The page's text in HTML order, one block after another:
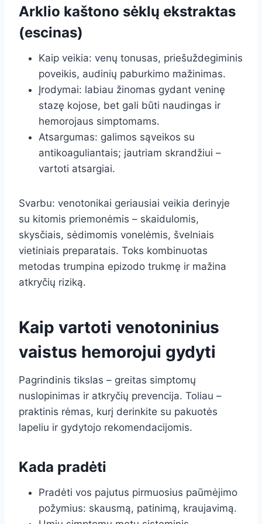
Arklio kaštono sėklų ekstraktas
(escinas)
Kaip veikia: venų tonusas, priešuždegiminis
poveikis, audinių paburkimo mažinimas.
Įrodymai: labiau žinomas gydant veninę
stazę kojose, bet gali būti naudingas ir
hemorojaus simptomams.
Atsargumas: galimos sąveikos su
antikoaguliantais; jautriam skrandžiui –
vartoti atsargiai.
Svarbu: venotonikai geriausiai veikia derinyje
su kitomis priemonėmis – skaidulomis,
skysčiais, sėdimomis vonelėmis, švelniais
vietiniais preparatais. Toks kombinuotas
metodas trumpina epizodo trukmę ir mažina
atkryčių riziką.
Kaip vartoti venotoninius
vaistus hemorojui gydyti
Pagrindinis tikslas – greitas simptomų
nuslopinimas ir atkryčių prevencija. Toliau –
praktinis rėmas, kurį derinkite su pakuotės
lapeliu ir gydytojo rekomendacijomis.
Kada pradėti
Pradėti vos pajutus pirmuosius paūmėjimo
požymius: skausmą, patinimą, kraujavimą.